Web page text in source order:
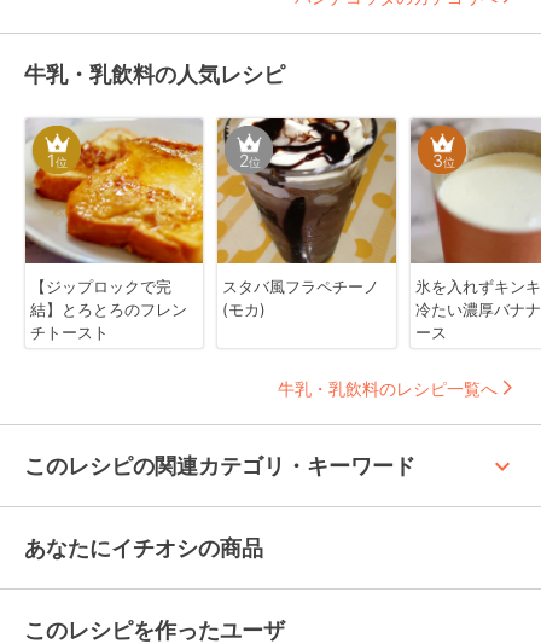
牛乳・乳飲料の人気レシピ
1位
【ジップロックで完
結】とろとろのフレン
チトースト
2位
スタバ風フラペチーノ
(モカ)
3位
氷を入れずキン
冷たい濃厚バナ
ース
牛乳・乳飲料のレシピ一覧へ
このレシピの関連カテゴリ・キーワード keyboard_arrow_up
あなたにイチオシの商品
このレシピを作ったユーザ